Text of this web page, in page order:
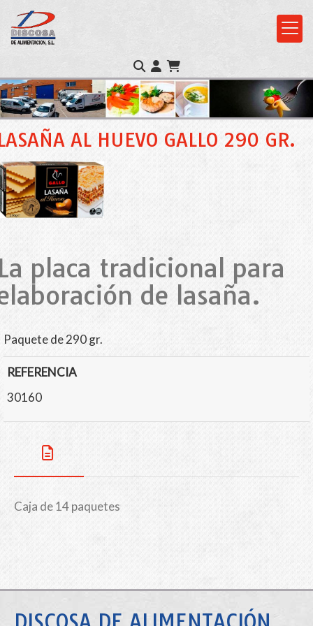
AL HUEVO GALLO 290 GR.
placa tradicional para
de lasaña.
Paquete de 290 gr.
REFERENCIA
30160
Caja de 14 paquetes